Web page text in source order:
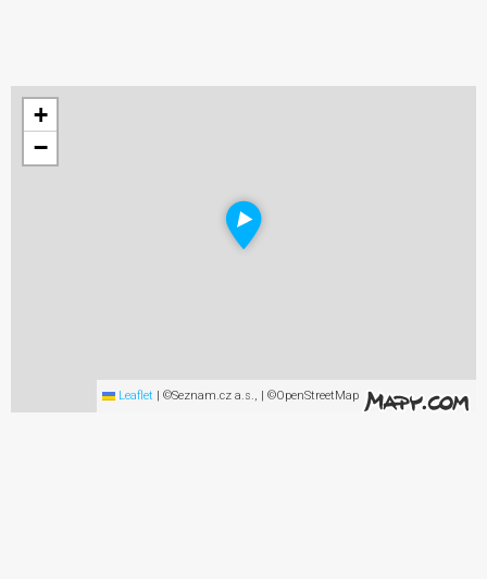
+
−
Leaflet | ©Seznam.cz a.s., | ©OpenStreetMap